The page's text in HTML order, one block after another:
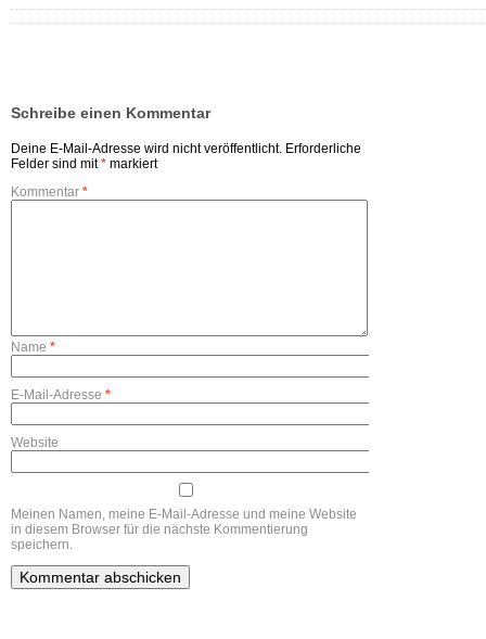
Schreibe einen Kommentar
Deine E-Mail-Adresse wird nicht veröffentlicht. Erforderliche
Felder sind mit* markiert
Kommentar *
Name *
E-Mail-Adresse *
Website
Meinen Namen, meine E-Mail-Adresse und meine Website
in diesem Browser für die nächste Kommentierung
speichern.